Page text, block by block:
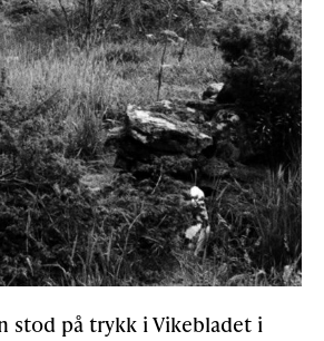
stod på trykk i Vikebladet i